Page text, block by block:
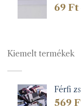
69 Ft
Kiemelt termékek
Férfi
569